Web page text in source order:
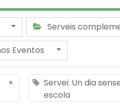
Serveis
Eventos
×
Servei: Un dia
escola